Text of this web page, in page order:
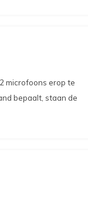
microfoons erop te
bepaalt, staan de